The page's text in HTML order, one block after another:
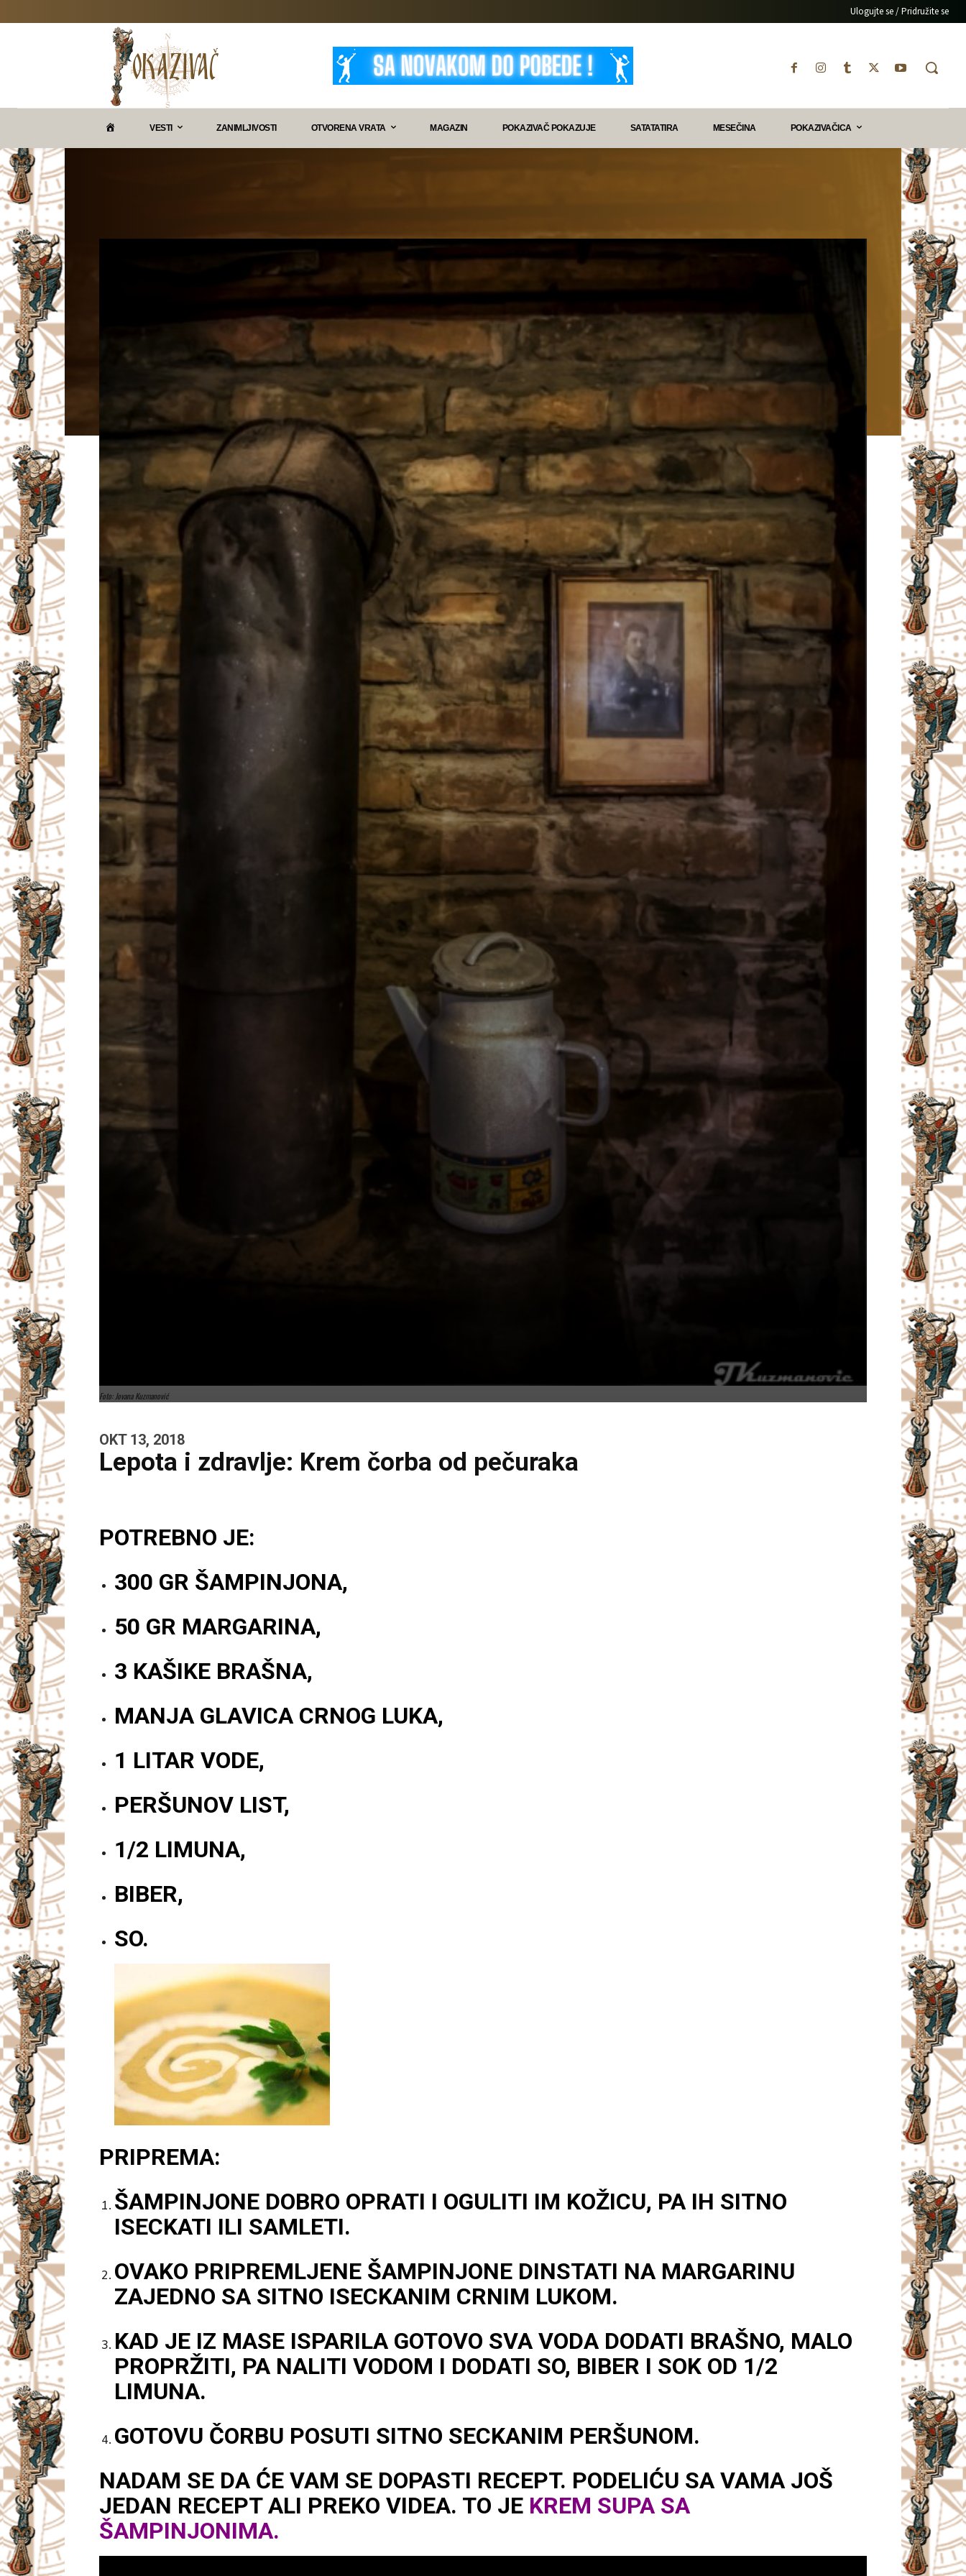
Ulogujte se / Pridružite se
Č
VESTI ZANIMLJIVOSTI OTVORENA VRATA MAGAZIN POKAZIVAČ POKAZUJE SATATATIRA MESEČINA POKAZIVAČICA
Foto: Jovana Kuzmanović
OKT 13, 2018
Lepota i zdravlje: Krem čorba od pečuraka
POTREBNO JE:
300 GR ŠAMPINJONA,
50 GR MARGARINA,
3 KAŠIKE BRAŠNA,
MANJA GLAVICA CRNOG LUKA,
1 LITAR VODE,
PERŠUNOV LIST,
1/2 LIMUNA,
BIBER,
SO.
PRIPREMA:
ŠAMPINJONE DOBRO OPRATI I OGULITI IM KOŽICU, PA IH SITNO
ISECKATI ILI SAMLETI.
OVAKO PRIPREMLJENE ŠAMPINJONE DINSTATI NA MARGARINU
ZAJEDNO SA SITNO ISECKANIM CRNIM LUKOM.
KAD JE IZ MASE ISPARILA GOTOVO SVA VODA DODATI BRAŠNO, MALO
PROPRŽITI, PA NALITI VODOM I DODATI SO, BIBER I SOK OD 1/2
LIMUNA.
GOTOVU ČORBU POSUTI SITNO SECKANIM PERŠUNOM.
NADAM SE DA ĆE VAM SE DOPASTI RECEPT. PODELIĆU SA VAMA JOŠ
JEDAN RECEPT ALI PREKO VIDEA. TO JE KREM SUPA SA
ŠAMPINJONIMA.